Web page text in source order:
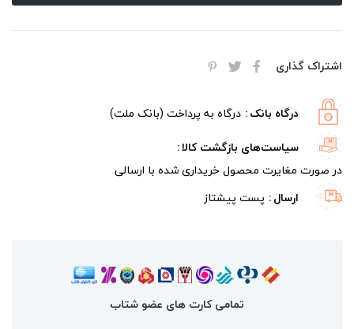
اشتراک گذاری
درگاه بانک درگاه به پرداخت (بانک ملت)
سیاست‌های بازگشت کالا
در صورت مغایرت محصول خریداری شده با ارسالی
ارسال پست پیشتاز
تمامی کارت های عضو شتاب